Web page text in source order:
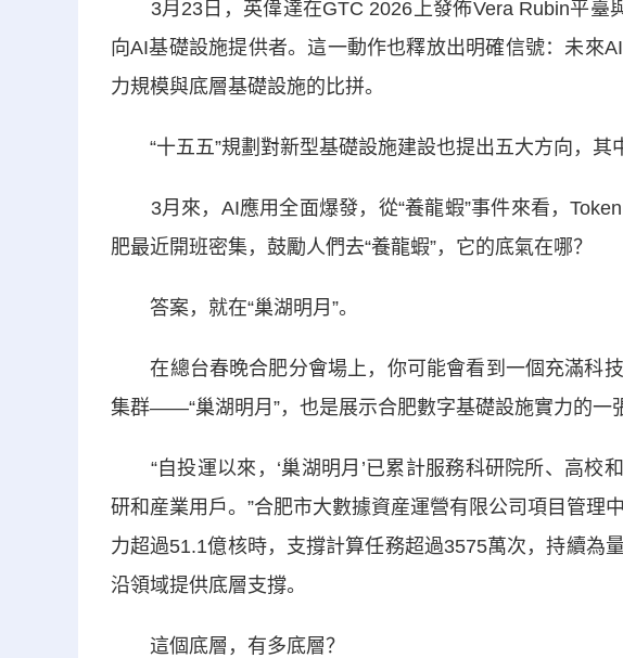
3月23日，英偉達在GTC 2026上發佈Vera Rubin平臺
向AI基礎設施提供者。這一動作也釋放出明確信號：未來
力規模與底層基礎設施的比拼。
“十五五”規劃對新型基礎設施建設也提出五大方向，其
3月來，AI應用全面爆發，從“養龍蝦”事件來看，
肥最近開班密集，鼓勵人們去“養龍蝦”，它的底氣在哪？
答案，就在“巢湖明月”。
在總台春晚合肥分會場上，你可能會看到一個充滿科
集群——“巢湖明月”，也是展示合肥數字基礎設施實力的一
“自投運以來，‘巢湖明月’已累計服務科研院所、高校
研和産業用戶。”合肥市大數據資産運營有限公司項目管理
力超過51.1億核時，支撐計算任務超過3575萬次，持續為
沿領域提供底層支撐。
這個底層，有多底層？